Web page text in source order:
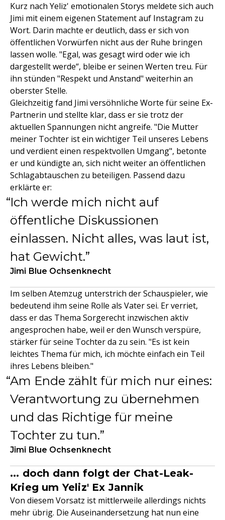
Kurz nach Yeliz' emotionalen Storys meldete sich auch
Jimi mit einem eigenen Statement auf Instagram zu
Wort. Darin machte er deutlich, dass er sich von
öffentlichen Vorwürfen nicht aus der Ruhe bringen
lassen wolle. "Egal, was gesagt wird oder wie ich
dargestellt werde“, bleibe er seinen Werten treu. Für
ihn stünden "Respekt und Anstand" weiterhin an
oberster Stelle.
Gleichzeitig fand Jimi versöhnliche Worte für seine Ex-
Partnerin und stellte klar, dass er sie trotz der
aktuellen Spannungen nicht angreife. "Die Mutter
meiner Tochter ist ein wichtiger Teil unseres Lebens
und verdient einen respektvollen Umgang", betonte
er und kündigte an, sich nicht weiter an öffentlichen
Schlagabtauschen zu beteiligen. Passend dazu
erklärte er:
Ich werde mich nicht auf
öffentliche Diskussionen
einlassen. Nicht alles, was laut ist,
hat Gewicht.
Jimi Blue Ochsenknecht
Im selben Atemzug unterstrich der Schauspieler, wie
bedeutend ihm seine Rolle als Vater sei. Er verriet,
dass er das Thema Sorgerecht inzwischen aktiv
angesprochen habe, weil er den Wunsch verspüre,
stärker für seine Tochter da zu sein. "Es ist kein
leichtes Thema für mich, ich möchte einfach ein Teil
ihres Lebens bleiben."
Am Ende zählt für mich nur eines:
Verantwortung zu übernehmen
und das Richtige für meine
Tochter zu tun.
Jimi Blue Ochsenknecht
... doch dann folgt der Chat-Leak-
Krieg um Yeliz' Ex Jannik
Von diesem Vorsatz ist mittlerweile allerdings nichts
mehr übrig. Die Auseinandersetzung hat nun eine